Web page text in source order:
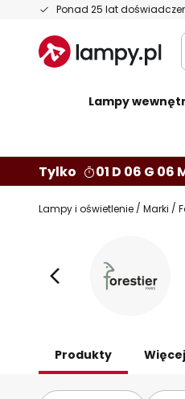
Ponad 25 lat
Przejdź
treści
Lampy
Tylko 01 D 06 G 06
Lampy i oświetlenie Marki
Produkty